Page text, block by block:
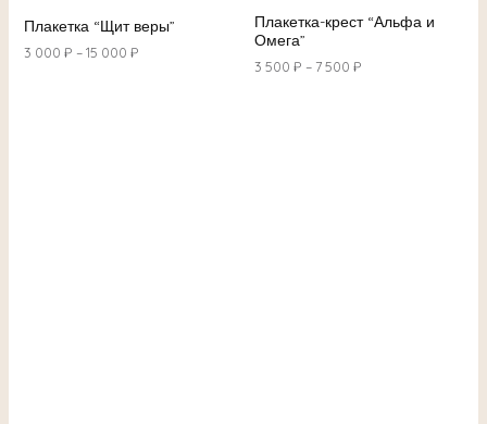
Плакетка “Щит веры”
3 000 ₽ –15 000 ₽
Плакетка-крест “Альфа и
Омега”
3 500 ₽ – 7 500 ₽